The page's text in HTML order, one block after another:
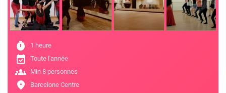
timer 1 heure
event_available Toute l'année
groups Min 8 personnes
location_on Barcelone Centre